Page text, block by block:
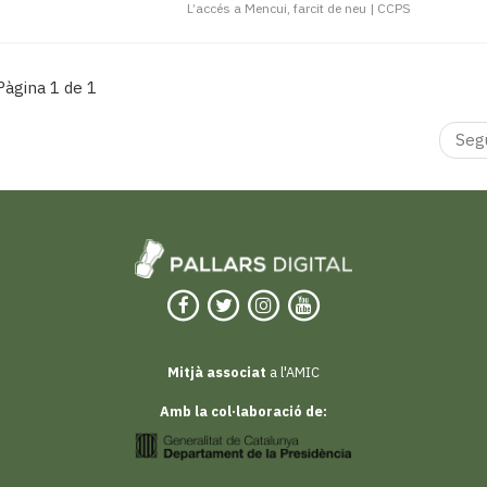
L’accés a Mencui, farcit de neu | CCPS
1 de 1
Mitjà associat a l'AMIC
Amb la col·laboració de: